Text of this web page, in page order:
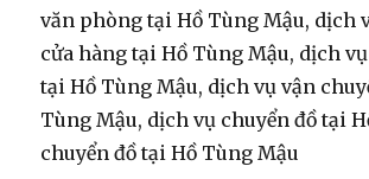
văn phòng tại Hồ Tùng Mậu, dịch
cửa hàng tại Hồ Tùng Mậu, dịch
tại Hồ Tùng Mậu, dịch vụ vận
Tùng Mậu, dịch vụ chuyển đồ tại
chuyển đồ tại Hồ Tùng Mậu